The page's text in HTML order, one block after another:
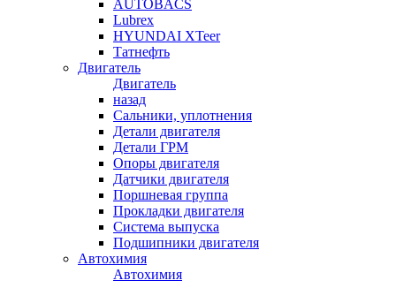
AUTOBACS
Lubrex
HYUNDAI XTeer
Татнефть
Двигатель
Двигатель
назад
Сальники, уплотнения
Детали двигателя
Детали ГРМ
Опоры двигателя
Датчики двигателя
Поршневая группа
Прокладки двигателя
Система выпуска
Подшипники двигателя
Автохимия
Автохимия